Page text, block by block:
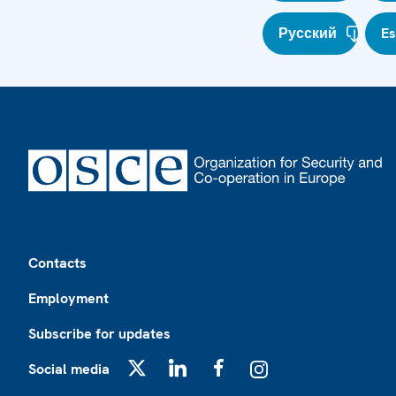
Русский
Contacts
Employment
Subscribe for updates
Social media